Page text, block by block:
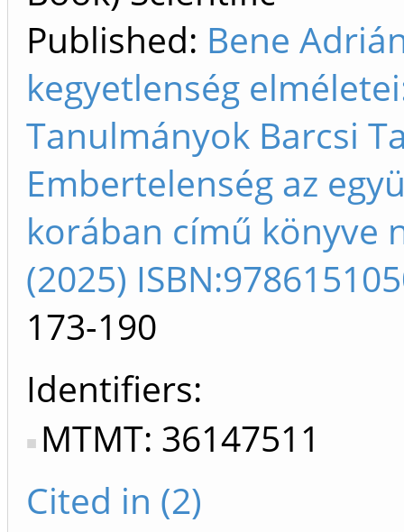
Published: Bene
kegyetlenség
Tanulmányok Barcsi
Embertelenség az
korában című könyve
(2025)
173-190
Identifiers
MTMT: 36147511
Cited in (2)